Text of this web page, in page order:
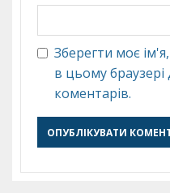
Зберегти моє
в цьому
коментарів.